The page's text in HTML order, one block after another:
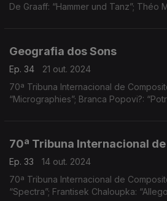
De Graaff: “Hammer und Tanz”; Théo
Geografia dos Sons
Ep. 34
21 out. 2024
70ª Tribuna Internacional de
“Micrographies”; Branca Popovi?:
70ª Tribuna Internacional
Ep. 33
14 out. 2024
70ª Tribuna Internacional de
“Spectra”; Frantisek Chaloupka: “Allegory